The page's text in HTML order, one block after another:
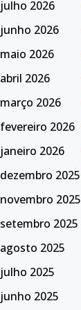
julho 2026
junho 2026
maio 2026
abril 2026
março 2026
fevereiro 2026
janeiro 2026
dezembro 2025
novembro 2025
setembro 2025
agosto 2025
julho 2025
junho 2025